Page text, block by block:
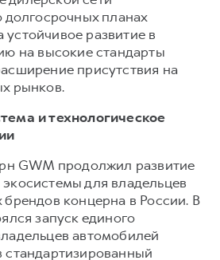
долгосрочных планах
развитие в
на высокие стандарты
присутствия на
рынков.
и технологическое
GWM продолжил развитие
для владельцев
концерна в России. В
запуск единого
автомобилей
стандартизированный